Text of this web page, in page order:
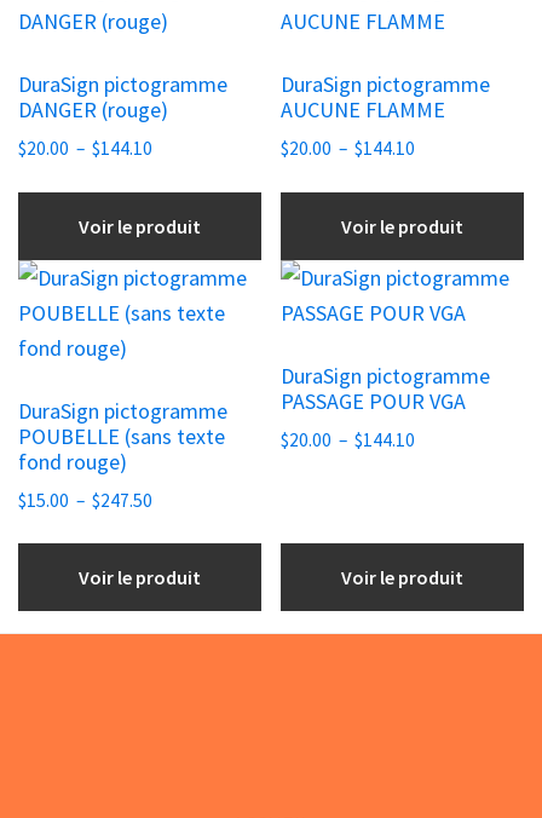
DuraSign pictogramme
DANGER (rouge)
$20.00 – $144.10
$20.00
à
$144.10
Voir le produit
produit
plusieurs
variations.
Les
options
peuvent
être
choisies
sur
page
du
produit
DuraSign pictogramme
AUCUNE FLAMME
$20.00 – $144.10
$20.00
à
$144.10
Voir le produit
produit
plusieurs
variations.
Les
options
peuvent
être
choisies
la
page
du
DuraSign pictogramme
POUBELLE (sans texte
fond rouge)
$15.00 – $247.50
$15.00
Voir le produit
Ce
produit
a
variations.
Les
options
choisies
sur
DuraSign pictogramme
PASSAGE POUR VGA
$20.00 – $144.10
$144.10
Voir le produit
Ce
produit
plusieurs
variations.
Les
choisies
sur